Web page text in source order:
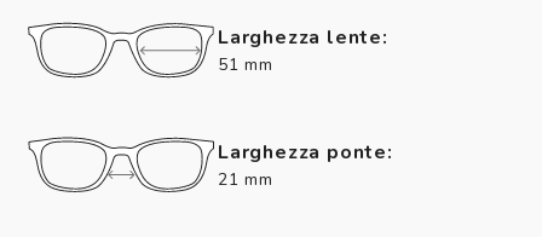
Larghezza lente:
51 mm
Larghezza ponte:
21 mm